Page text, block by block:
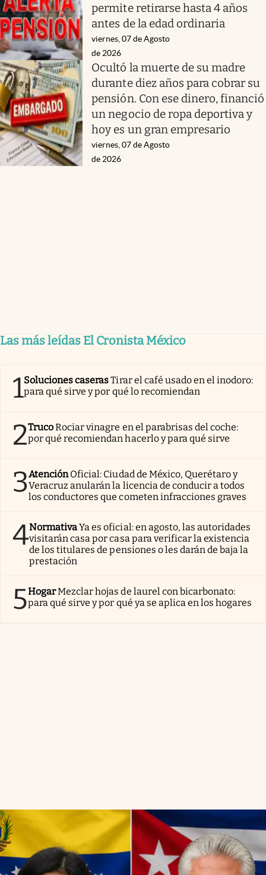
permite retirarse hasta 4 años
antes de la edad ordinaria
viernes, 07 de Agosto
de 2026
Ocultó la muerte de su madre
durante diez años para cobrar su
pensión. Con ese dinero, financió
un negocio de ropa deportiva y
hoy es un gran empresario
viernes, 07 de Agosto
de 2026
Las más leídas El Cronista México
1Soluciones caserasTirar el café usado en el inodoro:
para qué sirve y por qué lo recomiendan
2TrucoRociar vinagre en el parabrisas del coche:
por qué recomiendan hacerlo y para qué sirve
3AtenciónOficial: Ciudad de México, Querétaro y
Veracruz anularán la licencia de conducir a todos
los conductores que cometen infracciones graves
4NormativaYa es oficial: en agosto, las autoridades
visitarán casa por casa para verificar la existencia
de los titulares de pensiones o les darán de baja la
prestación
5HogarMezclar hojas de laurel con bicarbonato:
para qué sirve y por qué ya se aplica en los hogares